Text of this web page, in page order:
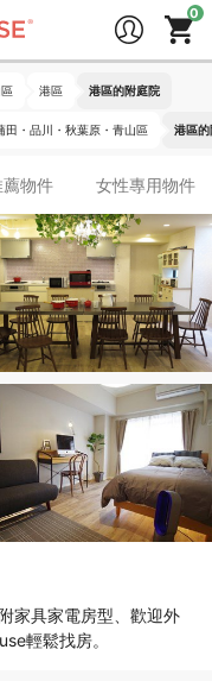
港區 港區的附庭院
田・品川・秋葉原・青山區 港區
薦物件 女性專用物件
家具家電房型、歡迎外
輕鬆找房。